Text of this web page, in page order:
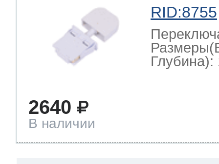
RID:8755
Глубина):
2640
В наличии